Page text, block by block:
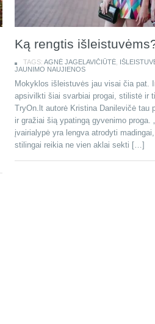
Ką rengtis
TAGS: AGNĖ JAGELAVIČIŪTĖ
JAUNIMO NAUJIENOS
Mokyklos išleistuvės jau visai čia pat.
apsivilkti šiai svarbiai progai, stilistė ir
TryOn.lt autorė Kristina Danilevičė tau
ir gražiai šią ypatingą gyvenimo proga.
įvairialypė yra lengva atrodyti
stilingai reikia ne vien aklai sekti […]